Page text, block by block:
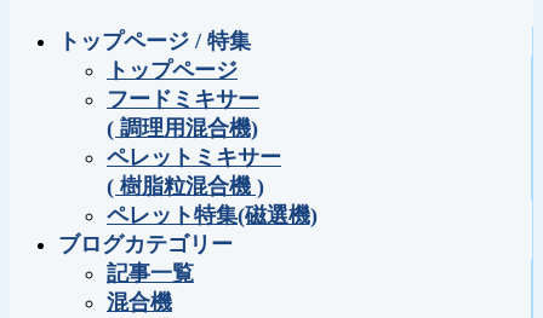
トップページ / 特集
トップページ
フードミキサー
( 調理用混合機)
ペレットミキサー
( 樹脂粒混合機 )
ペレット特集(磁選機)
ブログカテゴリー
記事一覧
混合機